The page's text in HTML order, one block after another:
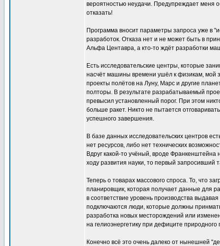
вероятностью неудачи. Предупреждает меня
отказать!
Программа вносит параметры запроса уже в
разработок. Отказа нет и не может быть в
Альфа Центавра, а кто-то ждёт разработки
Есть исследовательские центры, которые
насчёт машины времени ушёл к физикам, мой
проекты полётов на Луну, Марс и другие
полторы. В результате разрабатываемый
превысил установленный порог. При этом
больше ракет. Никто не пытается
успешного завершения.
В базе данных исследовательских центров
нет ресурсов, либо нет технических
Вдруг какой-то учёный, вроде
ходу развития науки, то первый запросивший
Теперь о товарах массового спроса. То, что
планировщик, которая получает данные для
в соответствие уровень производства
подключаются люди, которые должны
разработка новых месторождений или
на гелиоэнергетику при дефиците природного
Конечно всё это очень далеко от нынешней